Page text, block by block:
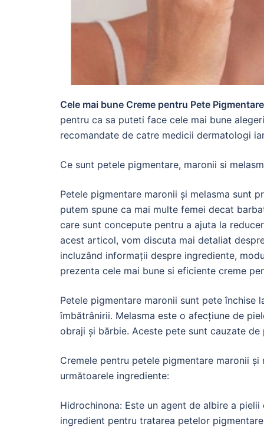
Cele mai bune Creme pentru Pete
pentru ca sa puteti face cele mai bune
recomandate de catre medicii dermatologi
Ce sunt petele pigmentare, maronii si
Petele pigmentare maronii și melasma sunt
putem spune ca mai multe femei decat
care sunt concepute pentru a ajuta la
acest articol, vom discuta mai detaliat
incluzând informații despre ingrediente,
prezenta cele mai bune si eficiente creme
Petele pigmentare maronii sunt pete închise
îmbătrânirii. Melasma este o afecțiune de
obraji și bărbie. Aceste pete sunt cauzate
Cremele pentru petele pigmentare maronii
următoarele ingrediente:
Hidrochinona: Este un agent de albire a
ingredient pentru tratarea petelor